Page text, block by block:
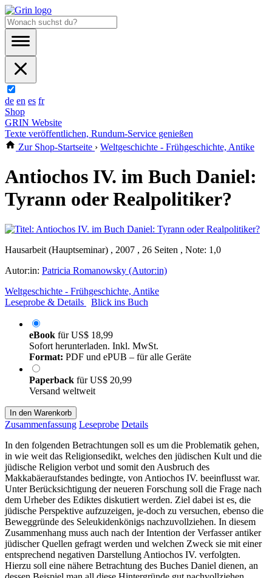
de en es fr
Shop
GRIN Website
Texte veröffentlichen, Rundum-Service genießen
Zur Shop-Startseite › Weltgeschichte - Frühgeschichte, Antike
Antiochos IV. im Buch Daniel:
Tyrann oder Realpolitiker?
Hausarbeit (Hauptseminar) , 2007 , 26 Seiten , Note: 1,0
Autor:in: Patricia Romanowsky (Autor:in)
Weltgeschichte - Frühgeschichte, Antike
Leseprobe & Details
Blick ins Buch
eBook fürUS$ 18,99
Sofort herunterladen. Inkl. MwSt.
Format: PDF und ePUB – für alle Geräte
Paperback fürUS$ 20,99
Versand weltweit
In den Warenkorb
Zusammenfassung Leseprobe Details
In den folgenden Betrachtungen soll es um die Problematik gehen,
in wie weit das Religionsedikt, welches den jüdischen Kult und die
jüdische Religion verbot und somit den Ausbruch des
Makkabäeraufstandes bedingte, von Antiochos IV. beeinflusst war.
Unter Berücksichtigung der neueren Forschung soll die Frage nach
dem Urheber des Ediktes diskutiert werden. Ziel dabei ist es, die
jüdische Perspektive aufzuzeigen, je-doch zu versuchen, ebenso die
Beweggründe des Seleukidenkönigs nachzuvollziehen. In diesem
Zusammenhang muss auch nach der Intention der Verfasser antiker
jüdischer Quellen gefragt werden und welchen Zweck sie mit einer
entsprechend negativen Darstellung Antiochos IV. verfolgten.
Hierzu soll eine nähere Betrachtung des Buches Daniel dienen, an